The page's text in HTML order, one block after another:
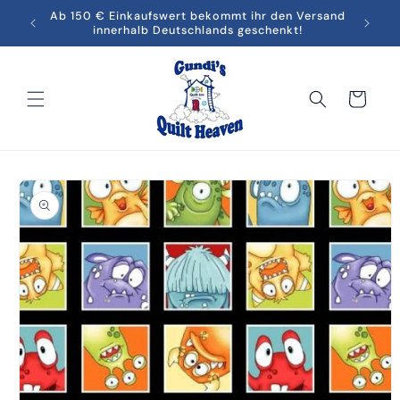
zumAb 150 € Einkaufswert bekommt ihr den Versand
innerhalb Deutschlands geschenkt!
Warenkorb